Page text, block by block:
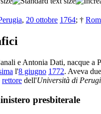
, 20 ottobre 1764; †
e Antonia Dati, nacque a
l'8 giugno 1772. Aveva
rettore dell'Università di
presbiterale